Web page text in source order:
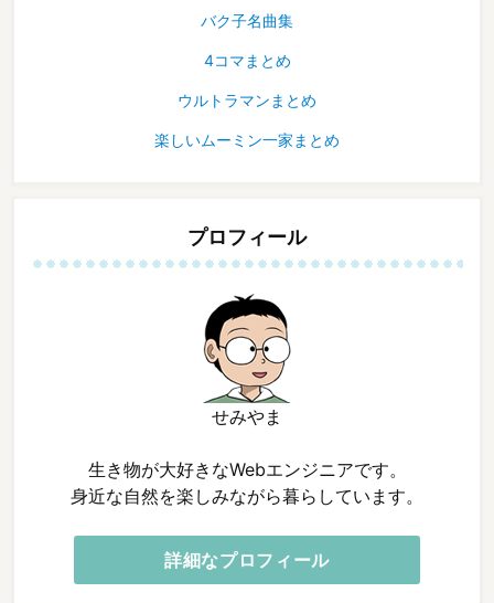
バク子名曲集
4コマまとめ
ウルトラマンまとめ
楽しいムーミン一家まとめ
プロフィール
せみやま
生き物が大好きなWebエンジニアです。
身近な自然を楽しみながら暮らしています。
詳細なプロフィール